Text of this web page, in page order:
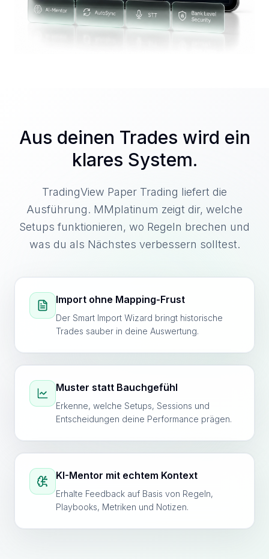
Aus deinen Trades wird ein
klares System.
TradingView Paper Trading liefert die
Ausführung. MMplatinum zeigt dir, welche
Setups funktionieren, wo Regeln brechen und
was du als Nächstes verbessern solltest.
Import ohne Mapping-Frust
Der Smart Import Wizard bringt historische
Trades sauber in deine Auswertung.
Muster statt Bauchgefühl
Erkenne, welche Setups, Sessions und
Entscheidungen deine Performance prägen.
KI-Mentor mit echtem Kontext
Erhalte Feedback auf Basis von Regeln,
Playbooks, Metriken und Notizen.